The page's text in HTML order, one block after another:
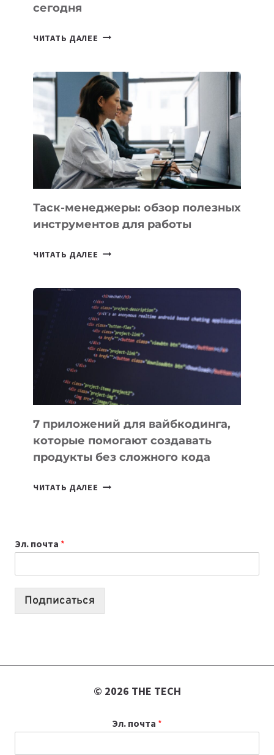
сегодня
ЧИТАТЬ ДАЛЕЕ ИИ-
БИЗНЕСА:
КАКИЕ
3
ЗАДАЧИ
ЕМУ
МОЖНО
ПОРУЧИТЬ
УЖЕ
СЕГОДНЯ
Таск-менеджеры: обзор полезных
инструментов для работы
ЧИТАТЬ ДАЛЕЕ ТАСК-
ПОЛЕЗНЫХ
ИНСТРУМЕНТОВ
ДЛЯ
РАБОТЫ
7 приложений для вайбкодинга,
которые помогают создавать
продукты без сложного кода
ЧИТАТЬ ДАЛЕЕ
СОЗДАВАТЬ
ПРОДУКТЫ
Эл. почта *
Подписаться
© 2026 THE TECH
Эл. почта *